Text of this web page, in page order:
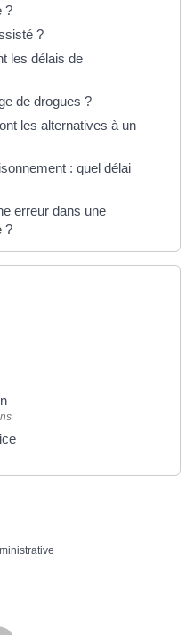
?
?
les délais de
de drogues ?
les alternatives à un
: quel délai
erreur dans une
?